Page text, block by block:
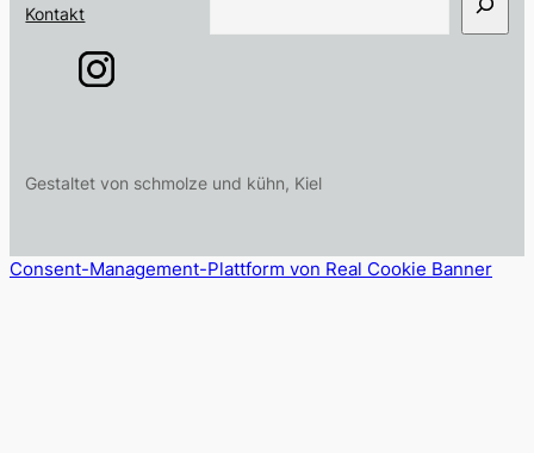
Kontakt
c
Gestaltet von schmolze und kühn, Kiel
Consent-Management-Plattform von Real Cookie Banner